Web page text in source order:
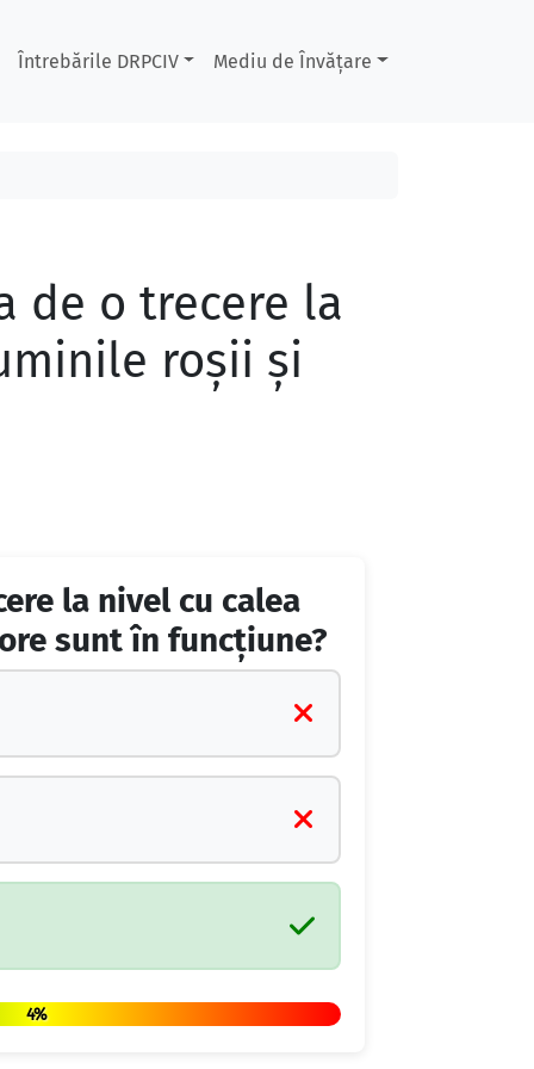
Întrebările DRPCIV Mediu de Învățare
de o trecere la
roşii şi
la nivel cu calea
sunt în funcţiune?
4%